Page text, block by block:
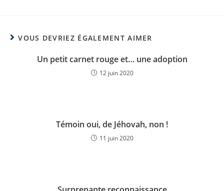
VOUS DEVRIEZ ÉGALEMENT AIMER
Un petit carnet rouge et… une adoption
12 juin 2020
Témoin oui, de Jéhovah, non !
11 juin 2020